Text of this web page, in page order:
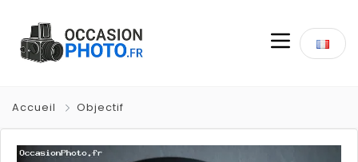
Accueil Objectif